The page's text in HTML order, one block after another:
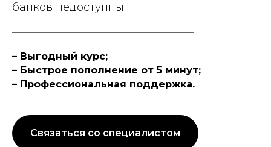
банков недоступны.
– Выгодный курс;
– Быстрое пополнение от 5 минут;
– Профессиональная поддержка.
Связаться со специалистом